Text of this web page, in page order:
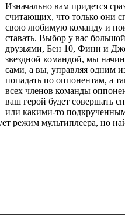
Изначально вам придется
считающих, что только они
свою любимую команду и
ставать. Выбор у вас
друзьями, Бен 10, Финн и
звездной командой, мы
сами, а вы, управляя одним
попадать по оппонентам, а
всех членов команды
ваш герой будет совершать
или какими-то
режим мультиплеера, но